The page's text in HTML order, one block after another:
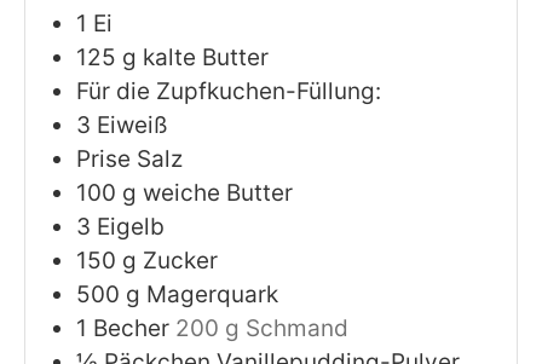
1 Ei
125 g kalte Butter
Für die Zupfkuchen-Füllung:
3 Eiweiß
Prise Salz
100 g weiche Butter
3 Eigelb
150 g Zucker
500 g Magerquark
1 Becher 200 g Schmand